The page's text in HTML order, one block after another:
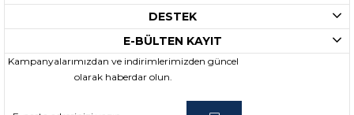
DESTEK
E-BÜLTEN KAYIT
Kampanyalarımızdan ve indirimlerimizden güncel
olarak haberdar olun.